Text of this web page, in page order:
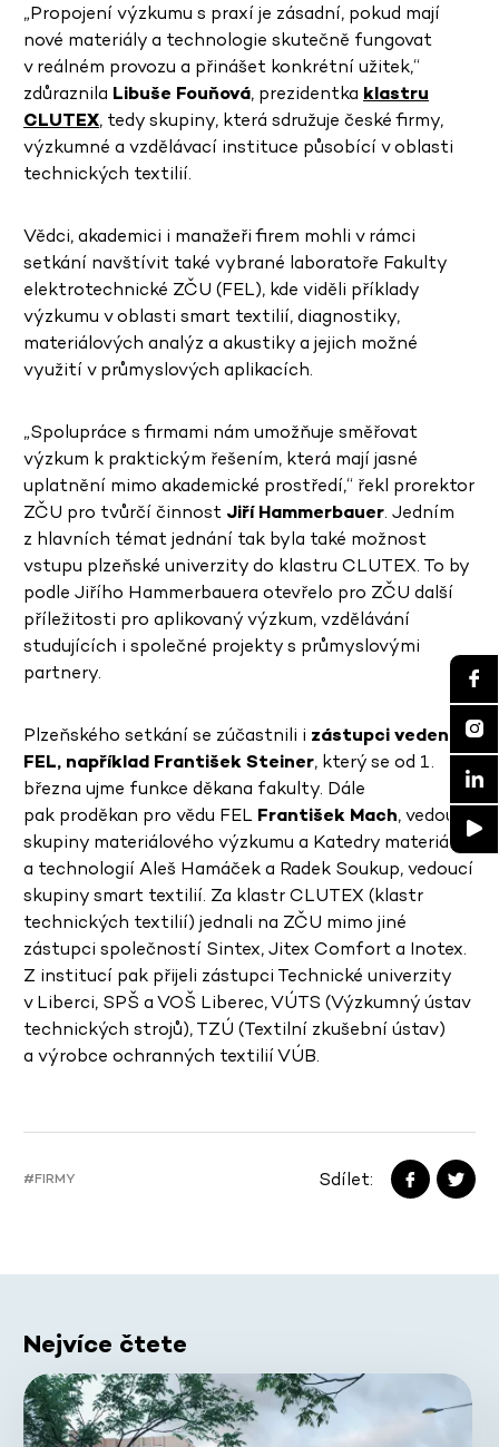
„Propojení výzkumu s praxí je zásadní, pokud mají
nové materiály a technologie skutečně fungovat
v reálném provozu a přinášet konkrétní užitek,“
zdůraznila Libuše Fouňová, prezidentka klastru
CLUTEX, tedy skupiny, která sdružuje české firmy,
výzkumné a vzdělávací instituce působící v oblasti
technických textilií.
Vědci, akademici i manažeři firem mohli v rámci
setkání navštívit také vybrané laboratoře Fakulty
elektrotechnické ZČU (FEL), kde viděli příklady
výzkumu v oblasti smart textilií, diagnostiky,
materiálových analýz a akustiky a jejich možné
využití v průmyslových aplikacích.
„Spolupráce s firmami nám umožňuje směřovat
výzkum k praktickým řešením, která mají jasné
uplatnění mimo akademické prostředí,“ řekl prorektor
ZČU pro tvůrčí činnost Jiří Hammerbauer. Jedním
z hlavních témat jednání tak byla také možnost
vstupu plzeňské univerzity do klastru CLUTEX. To by
podle Jiřího Hammerbauera otevřelo pro ZČU další
příležitosti pro aplikovaný výzkum, vzdělávání
studujících i společné projekty s průmyslovými
partnery.
Plzeňského setkání se zúčastnili i zástupci vedení
FEL, například František Steiner, který se od 1.
března ujme funkce děkana fakulty. Dále
pak proděkan pro vědu FEL František Mach, vedoucí
skupiny materiálového výzkumu a Katedry materiálů
a technologií Aleš Hamáček a Radek Soukup, vedoucí
skupiny smart textilií. Za klastr CLUTEX (klastr
technických textilií) jednali na ZČU mimo jiné
zástupci společností Sintex, Jitex Comfort a Inotex.
Z institucí pak přijeli zástupci Technické univerzity
v Liberci, SPŠ a VOŠ Liberec, VÚTS (Výzkumný ústav
technických strojů), TZÚ (Textilní zkušební ústav)
a výrobce ochranných textilií VÚB.
#FIRMY Sdílet:
Nejvíce čtete